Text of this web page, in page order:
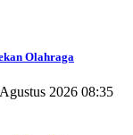
Olahraga
2026 08:35